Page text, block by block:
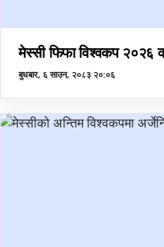
मेस्सी फिफा विश्वकप २०२६
बुधबार, ६ साउन, २०८३ २०:०६